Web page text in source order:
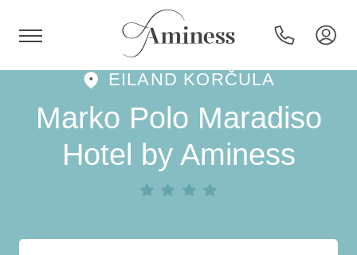
HR
Hotels en resorts
Campings
EILAND KORČULA
Marko Polo Maradiso
Hotel by Aminess